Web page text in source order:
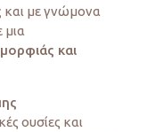
και με γνώμονα
μια
και
ουσίες και